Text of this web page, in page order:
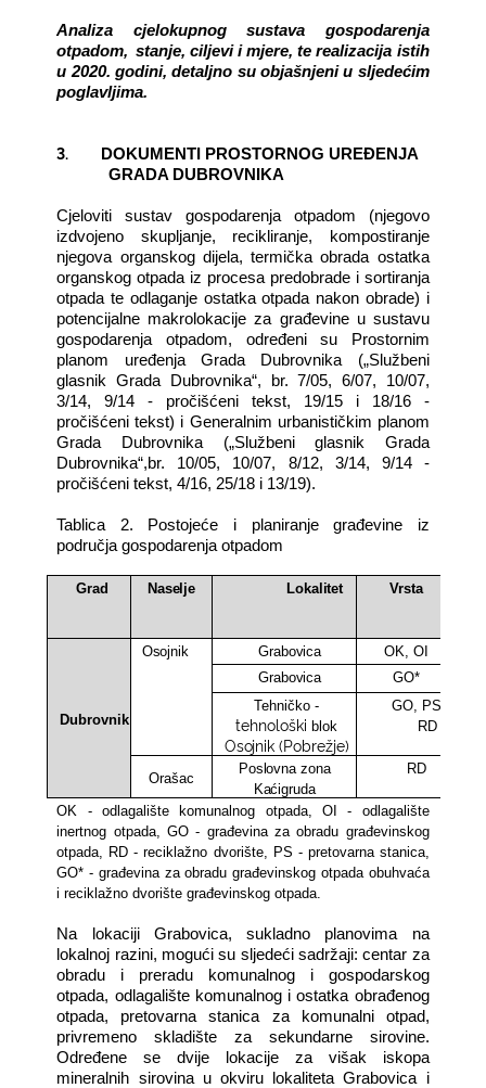
Analiza cjelokupnog sustava gospodarenja
otpadom, stanje, ciljevi i mjere, te realizacija istih
u 2020. godini, detaljno su objašnjeni u sljedećim
poglavljima.
3.
DOKUMENTI PROSTORNOG UREĐENJA
GRADA DUBROVNIKA
Cjeloviti sustav gospodarenja otpadom (njegovo
izdvojeno skupljanje, recikliranje, kompostiranje
njegova organskog dijela, termička obrada ostatka
organskog otpada iz procesa predobrade i sortiranja
otpada te odlaganje ostatka otpada nakon obrade) i
potencijalne makrolokacije za građevine u sustavu
gospodarenja otpadom, određeni su Prostornim
planom uređenja Grada Dubrovnika („Službeni
glasnik Grada Dubrovnika“, br. 7/05, 6/07, 10/07,
3/14, 9/14 - pročišćeni tekst, 19/15 i 18/16 -
pročišćeni tekst) i Generalnim urbanističkim planom
Grada Dubrovnika („Službeni glasnik Grada
Dubrovnika“,br. 10/05, 10/07, 8/12, 3/14, 9/14 -
pročišćeni tekst, 4/16, 25/18 i 13/19).
Tablica 2. Postojeće i planiranje građevine iz
područja gospodarenja otpadom
Grad Naselje Lokalitet Vrsta
Dubrovnik
Osojnik Grabovica OK, OI
Grabovica
GO*
Tehničko-
tehnološki blok
Osojnik (Pobrežje)
GO, PS,
RD
Orašac
Poslovna zona
Kaćigruda
RD
OK - odlagalište komunalnog otpada, OI - odlagalište
inertnog otpada, GO - građevina za obradu građevinskog
otpada, RD - reciklažno dvorište, PS - pretovarna stanica,
GO* - građevina za obradu građevinskog otpada obuhvaća
i reciklažno dvorište građevinskog otpada.
Na lokaciji Grabovica, sukladno planovima na
lokalnoj razini, mogući su sljedeći sadržaji: centar za
obradu i preradu komunalnog i gospodarskog
otpada, odlagalište komunalnog i ostatka obrađenog
otpada, pretovarna stanica za komunalni otpad,
privremeno skladište za sekundarne sirovine.
Određene se dvije lokacije za višak iskopa
mineralnih sirovina u okviru lokaliteta Grabovica i